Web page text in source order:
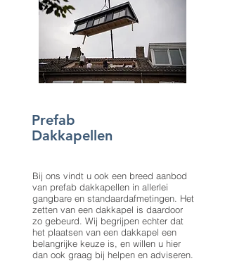
Prefab
Dakkapellen
Bij ons vindt u ook een breed aanbod
van prefab dakkapellen in allerlei
gangbare en standaardafmetingen. Het
zetten van een dakkapel is daardoor
zo gebeurd. Wij begrijpen echter dat
het plaatsen van een dakkapel een
belangrijke keuze is, en willen u hier
dan ook graag bij helpen en adviseren.